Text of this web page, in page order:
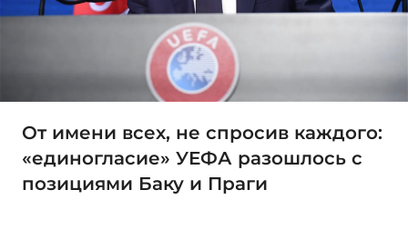
От имени всех, не спросив каждого:
«единогласие» УЕФА разошлось с
позициями Баку и Праги